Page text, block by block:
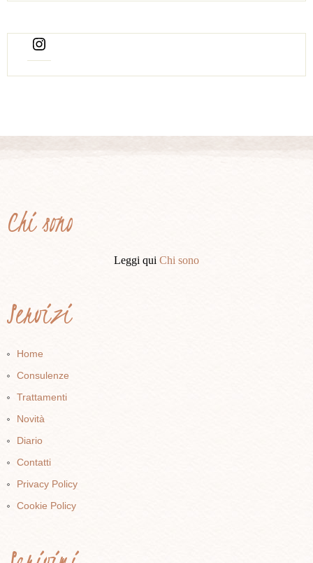
Chi sono
Leggi qui Chi sono
Servizi
Home
Consulenze
Trattamenti
Novità
Diario
Contatti
Privacy Policy
Cookie Policy